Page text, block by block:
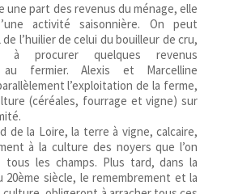
une part des revenus du ménage, elle
activité saisonnière. On peut
l’huilier de celui du bouilleur de cru,
procurer quelques revenus
au fermier. Alexis et Marcelline
l’exploitation de la ferme,
(céréales, fourrage et vigne) sur
de la Loire, la terre à vigne, calcaire,
à la culture des noyers que l’on
tous les champs. Plus tard, dans la
20ème siècle, le remembrement et la